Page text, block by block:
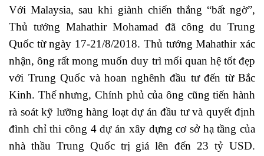
Với Malaysia, sau khi giành chiến thắng “bất ngờ”,
Thủ tướng Mahathir Mohamad đã công du Trung
Quốc từ ngày 17-21/8/2018. Thủ tướng Mahathir xác
nhận, ông rất mong muốn duy trì mối quan hệ tốt đẹp
với Trung Quốc và hoan nghênh đầu tư đến từ Bắc
Kinh. Thế nhưng, Chính phủ của ông cũng tiến hành
rà soát kỹ lưỡng hàng loạt dự án đầu tư và quyết định
đình chỉ thi công 4 dự án xây dựng cơ sở hạ tầng của
nhà thầu Trung Quốc trị giá lên đến 23 tỷ USD.